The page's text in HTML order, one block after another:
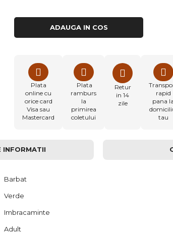
ADAUGA IN COS
Plata
online cu
orice card
Visa sau
Mastercard
Plata
ramburs
la
primirea
coletului
Retur
in 14
zile
rapid
pana la
tau
INFORMATII
Barbat
Verde
Imbracaminte
Adult